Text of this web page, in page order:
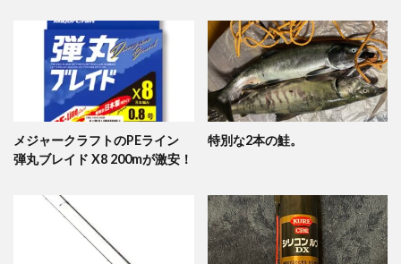
メジャークラフトのPEライン
弾丸ブレイド X8 200mが激安！
特別な2本の鮭。